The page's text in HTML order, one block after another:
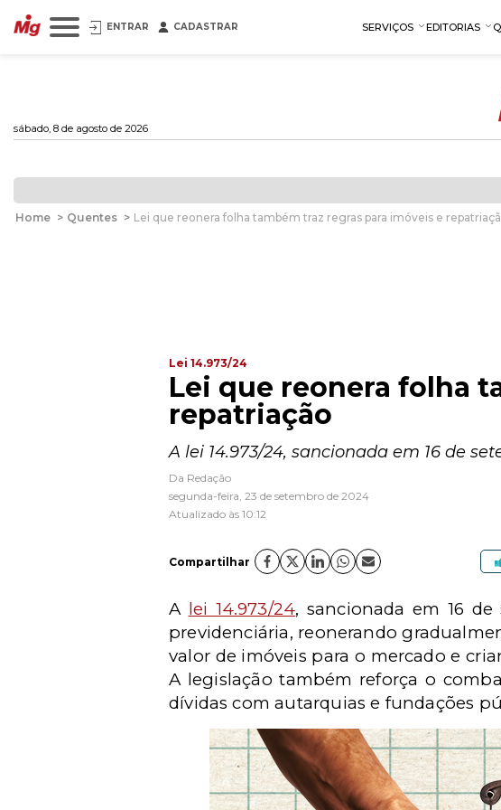
ENTRAR CADASTRAR SERVIÇOS EDITORIAS
sábado, 8 de agosto de 2026
Home > Quentes > Lei que reonera folha também traz regras para imóveis e
Lei 14.973/24
Lei que reonera folha
repatriação
A lei 14.973/24, sancionada em 16 de
Da Redação
segunda-feira, 23 de setembro de 2024
Atualizado às 10:12
Compartilhar
A lei 14.973/24, sancionada em 16
previdenciária, reonerando
valor de imóveis para o mercado e
A legislação também reforça o
dívidas com autarquias e fundações